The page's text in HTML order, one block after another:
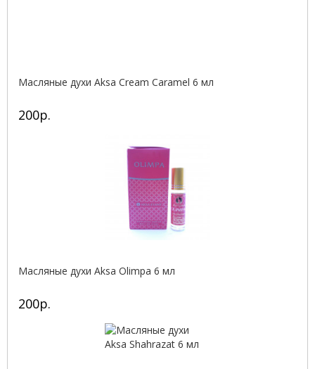
Масляные духи Aksa Cream Caramel 6 мл
200р.
Масляные духи Aksa Olimpa 6 мл
200р.